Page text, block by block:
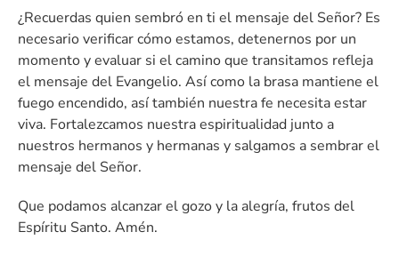
¿Recuerdas quien sembró en ti el mensaje del Señor? Es
necesario verificar cómo estamos, detenernos por un
momento y evaluar si el camino que transitamos refleja
el mensaje del Evangelio. Así como la brasa mantiene el
fuego encendido, así también nuestra fe necesita estar
viva. Fortalezcamos nuestra espiritualidad junto a
nuestros hermanos y hermanas y salgamos a sembrar el
mensaje del Señor.
Que podamos alcanzar el gozo y la alegría, frutos del
Espíritu Santo. Amén.